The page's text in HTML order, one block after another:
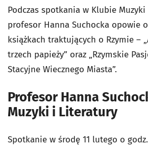
Podczas spotkania w Klubie
profesor Hanna Suchocka opowie
książkach traktujących o Rzymie –
trzech papieży” oraz „Rzymskie
Stacyjne Wiecznego Miasta”.
Profesor Hanna
Muzyki i Literatury
Spotkanie w środę 11 lutego o